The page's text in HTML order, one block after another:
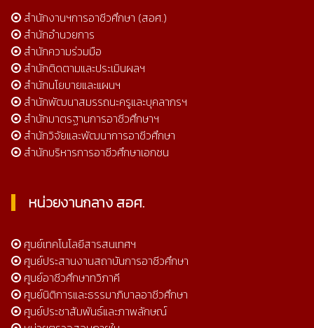
สำนักงานฯการอาชีวศึกษา (สอศ.)
สำนักอำนวยการ
สำนักความร่วมมือ
สำนักติดตามและประเมินผลฯ
สำนักนโยบายและแผนฯ
สำนักพัฒนาสมรรถนะครูและบุคลากรฯ
สำนักมาตรฐานการอาชีวศึกษาฯ
สำนักวิจัยและพัฒนาการอาชีวศึกษา
สำนักบริหารการอาชีวศึกษาเอกชน
หน่วยงานกลาง สอศ.
ศูนย์เทคโนโลยีสารสนเทศฯ
ศูนย์ประสานงานสถาบันการอาชีวศึกษา
ศูนย์อาชีวศึกษาทวิภาคี
ศูนย์นิติการและธรรมาภิบาลอาชีวศึกษา
ศูนย์ประชาสัมพันธ์และภาพลักษณ์